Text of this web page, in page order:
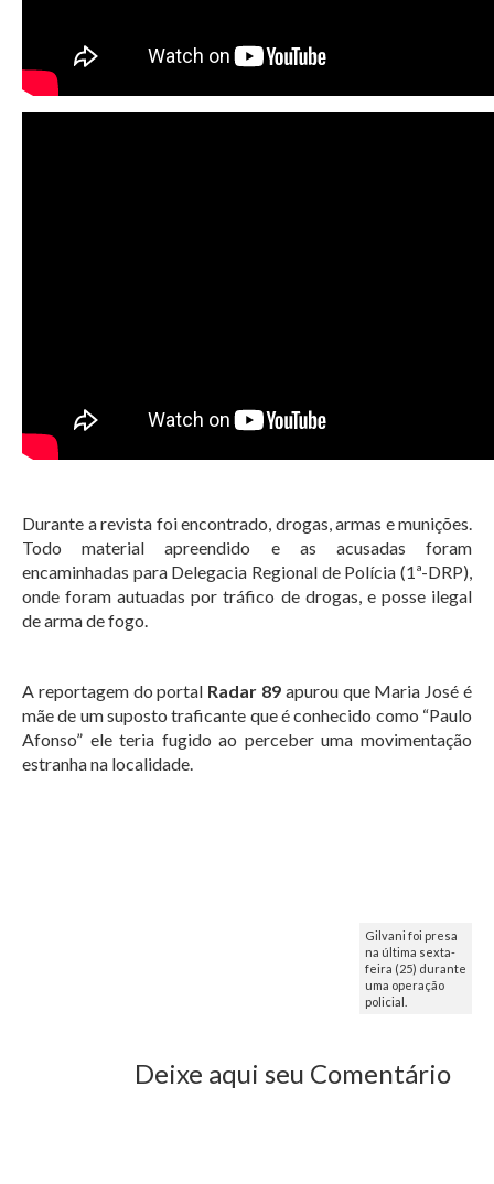
Durante a revista foi encontrado, drogas, armas e munições.
Todo material apreendido e as acusadas foram
encaminhadas para Delegacia Regional de Polícia (1ª-DRP),
onde foram autuadas por tráfico de drogas, e posse ilegal
de arma de fogo.
A reportagem do portal Radar 89 apurou que Maria José é
mãe de um suposto traficante que é conhecido como “Paulo
Afonso” ele teria fugido ao perceber uma movimentação
estranha na localidade.
Gilvani foi presa
na última sexta-
feira (25) durante
uma operação
policial.
Deixe aqui seu Comentário